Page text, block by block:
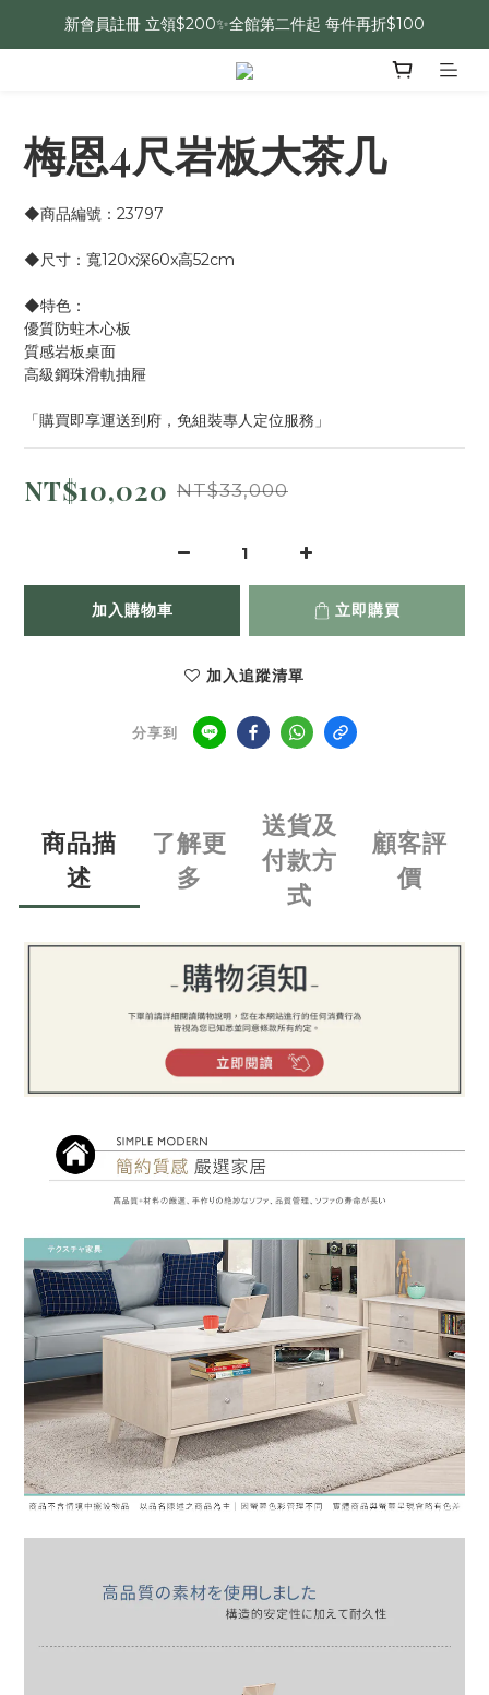
新會員註冊 立領$200✨全館第二件起 每件再折$100
梅恩4尺岩板大茶几
◆商品編號：23797
◆尺寸：寬120x深60x高52cm
◆特色：
優質防蛀木心板
質感岩板桌面
高級鋼珠滑軌抽屜
「購買即享運送到府，免組裝專人定位服務」
NT$10,020 NT$33,000
加入購物車 立即購買
加入追蹤清單
分享到
商品描
述
了解更
多
送貨及
付款方
式
顧客評
價